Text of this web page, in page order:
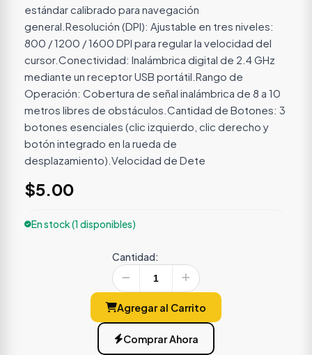
estándar calibrado para navegación
general.Resolución (DPI): Ajustable en tres niveles:
800 / 1200 / 1600 DPI para regular la velocidad del
cursor.Conectividad: Inalámbrica digital de 2.4 GHz
mediante un receptor USB portátil.Rango de
Operación: Cobertura de señal inalámbrica de 8 a 10
metros libres de obstáculos.Cantidad de Botones: 3
botones esenciales (clic izquierdo, clic derecho y
botón integrado en la rueda de
desplazamiento).Velocidad de Dete
$5.00
En stock (1 disponibles)
Cantidad:
Agregar al Carrito
Comprar Ahora